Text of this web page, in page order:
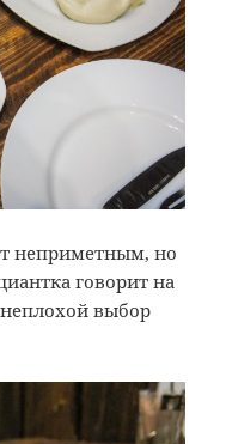
неприметным, но
говорит на
выбор